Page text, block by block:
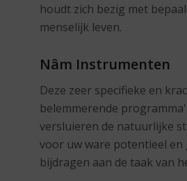
houdt zich bezig met
menselijk leven.
Nâm Instrumenten
Deze zeer specifieke en
belemmerende
versluieren de natuurlijke
voor uw ware potentieel
bijdragen aan de taak van